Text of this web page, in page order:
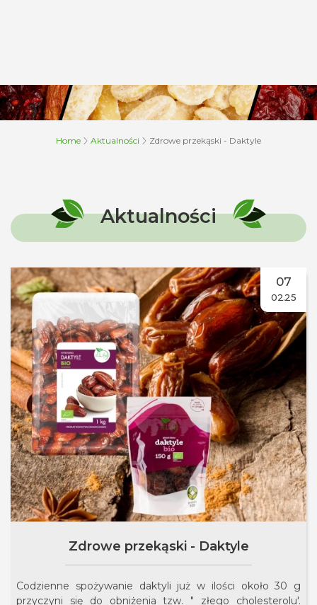
Home Aktualności Zdrowe przekąski - Daktyle
Aktualności
07
02.25
Zdrowe przekąski - Daktyle
Codzienne spożywanie daktyli już w ilości około 30 g
przyczyni się do obniżenia tzw. " złego cholesterolu'.